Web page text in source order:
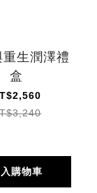
重生潤澤禮
盒
購物車